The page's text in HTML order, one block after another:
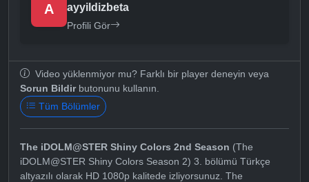
A ayyildizbeta
Profili Gör
Video yüklenmiyor mu? Farklı bir player deneyin veya
Sorun Bildirbutonunu kullanın.
Tüm Bölümler
The iDOLM@STER Shiny Colors 2nd Season (The
iDOLM@STER Shiny Colors Season 2) 3. bölümü Türkçe
altyazılı olarak HD 1080p kalitede izliyorsunuz. The